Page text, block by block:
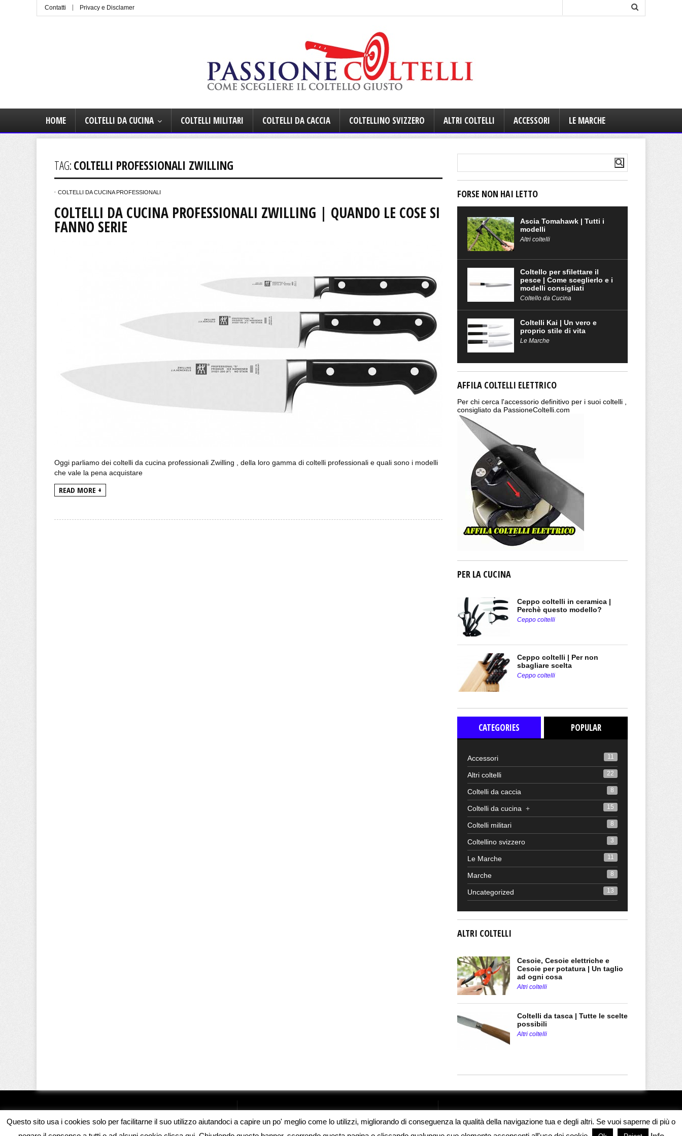
Contatti Privacy e Disclamer
HOME COLTELLI DA CUCINA COLTELLI MILITARI COLTELLI DA CACCIA COLTELLINO SVIZZERO ALTRI COLTELLI ACCESSORI LE MARCHE
TAG:COLTELLI PROFESSIONALI ZWILLING
COLTELLI DA CUCINA PROFESSIONALI
COLTELLI DA CUCINA PROFESSIONALI ZWILLING | QUANDO LE COSE SI
FANNO SERIE
Oggi parliamo dei coltelli da cucina professionali Zwilling , della loro gamma di coltelli professionali e quali sono i modelli
che vale la pena acquistare
READ MORE +
FORSE NON HAI LETTO
Ascia Tomahawk | Tutti i
modelli
Altri coltelli
Coltello per sfilettare il
pesce | Come sceglierlo e i
modelli consigliati
Coltello da Cucina
Coltelli Kai | Un vero e
proprio stile di vita
Le Marche
AFFILA COLTELLI ELETTRICO
Per chi cerca l'accessorio definitivo per i suoi coltelli ,
consigliato da PassioneColtelli.com
PER LA CUCINA
Ceppo coltelli in ceramica |
Perchè questo modello?
Ceppo coltelli
Ceppo coltelli | Per non
sbagliare scelta
Ceppo coltelli
CATEGORIES POPULAR
Accessori 11
Altri coltelli 22
Coltelli da caccia 8
Coltelli da cucina + 15
Coltelli militari 8
Coltellino svizzero 3
Le Marche 11
Marche 8
Uncategorized 13
ALTRI COLTELLI
Cesoie, Cesoie elettriche e
Cesoie per potatura | Un taglio
ad ogni cosa
Altri coltelli
Coltelli da tasca | Tutte le scelte
possibili
Altri coltelli
Questo sito usa i cookies solo per facilitarne il suo utilizzo aiutandoci a capire un po' meglio come lo utilizzi, migliorando di conseguenza la qualità della navigazione tua e degli altri. Se vuoi saperne di più o